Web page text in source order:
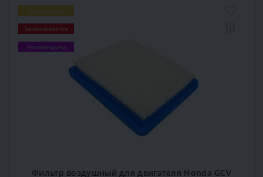
Популярный
Заканчивается
Рекомендуем
Фильтр воздушный для двигателя Honda GCV